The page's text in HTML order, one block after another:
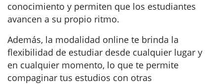
conocimiento y permiten que los estudiantes
avancen a su propio ritmo.
Además, la modalidad online te brinda la
flexibilidad de estudiar desde cualquier lugar y
en cualquier momento, lo que te permite
compaginar tus estudios con otras